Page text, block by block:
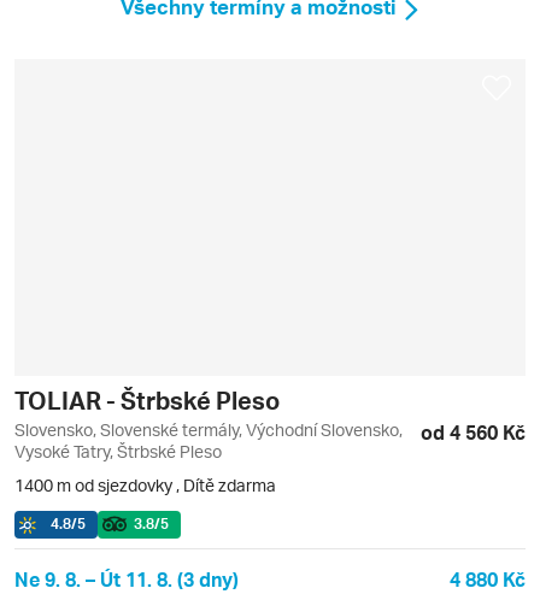
Všechny termíny a možnosti
TOLIAR - Štrbské Pleso
Slovensko, Slovenské termály, Východní Slovensko,
Vysoké Tatry, Štrbské Pleso
od 4 560 Kč
1400 m od sjezdovky , Dítě zdarma
4.8/5 3.8/5
Ne 9. 8. – Út 11. 8. (3 dny) 4 880 Kč